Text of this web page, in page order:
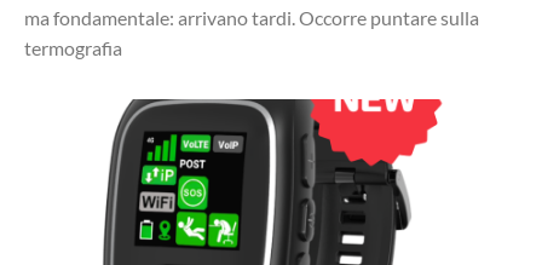
ma fondamentale: arrivano tardi. Occorre puntare sulla
termografia